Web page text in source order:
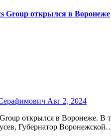
Group открылся в Воронеже
Авг 2, 2024
Губернатор